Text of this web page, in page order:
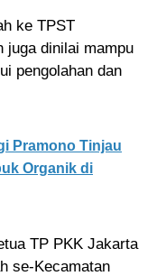
ke TPST
juga dinilai mampu
pengolahan dan
Pramono Tinjau
Organik di
TP PKK Jakarta
se-Kecamatan